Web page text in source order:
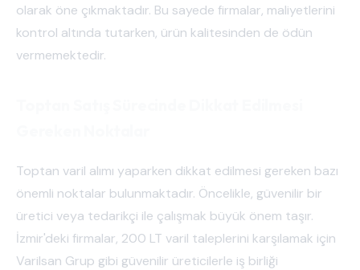
olarak öne çıkmaktadır. Bu sayede firmalar, maliyetlerini
kontrol altında tutarken, ürün kalitesinden de ödün
vermemektedir.
Toptan varil alımı yaparken dikkat edilmesi gereken bazı
önemli noktalar bulunmaktadır. Öncelikle, güvenilir bir
üretici veya tedarikçi ile çalışmak büyük önem taşır.
İzmir'deki firmalar, 200 LT varil taleplerini karşılamak için
Varilsan Grup gibi güvenilir üreticilerle iş birliği